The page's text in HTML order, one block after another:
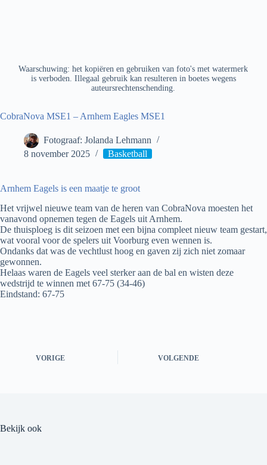
Waarschuwing: het kopiëren en gebruiken van foto's met watermerk
is verboden. Illegaal gebruik kan resulteren in boetes wegens
auteursrechtenschending.
CobraNova MSE1 – Arnhem Eagles MSE1
Fotograaf: Jolanda Lehmann
8 november 2025
Basketball
Arnhem Eagels is een maatje te groot
Het vrijwel nieuwe team van de heren van CobraNova moesten het
vanavond opnemen tegen de Eagels uit Arnhem.
De thuisploeg is dit seizoen met een bijna compleet nieuw team gestart,
wat vooral voor de spelers uit Voorburg even wennen is.
Ondanks dat was de vechtlust hoog en gaven zij zich niet zomaar
gewonnen.
Helaas waren de Eagels veel sterker aan de bal en wisten deze
wedstrijd te winnen met 67-75 (34-46)
Eindstand: 67-75
VORIGE VOLGENDE
Bekijk ook